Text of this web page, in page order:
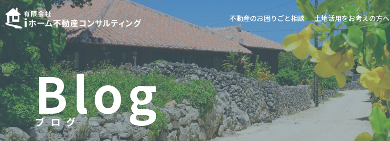
不動産のお困りごと相談 土地活用をお考えの方へ
Blog
ブログ
ブ ロ グ